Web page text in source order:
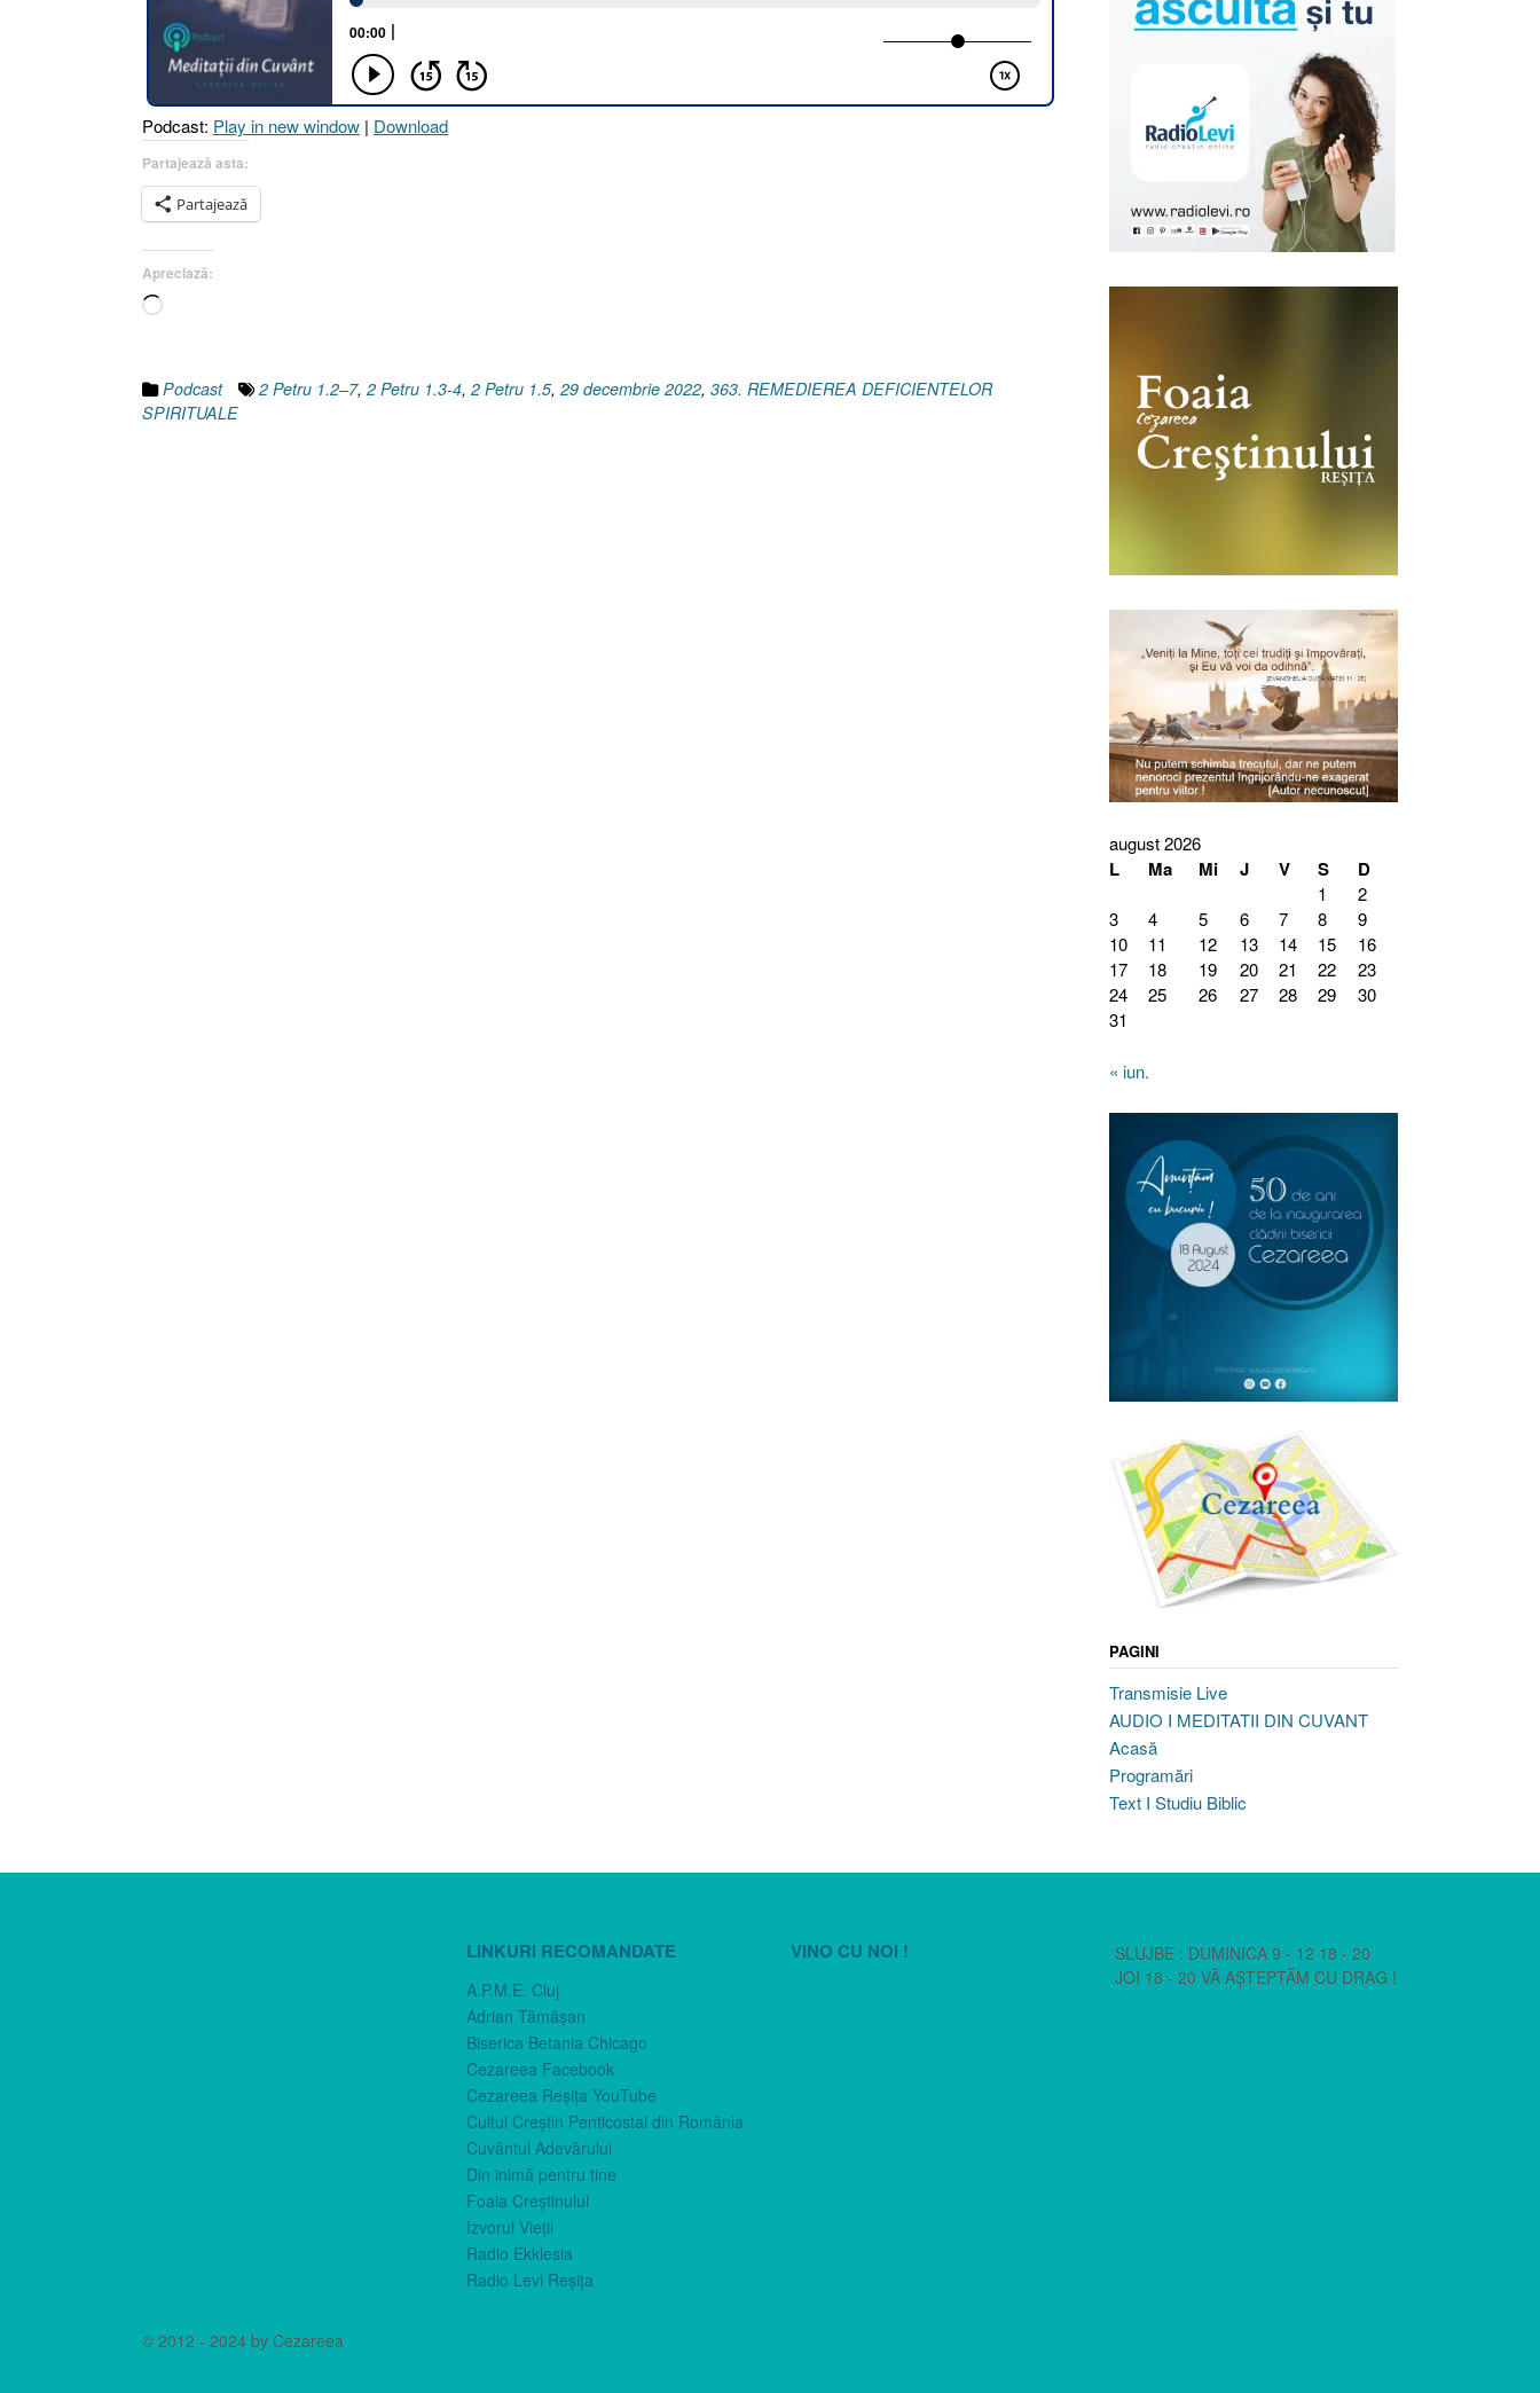
I
2
Podcast: Play in new window | Download
Partajează asta:
Partajează
Apreciază:
Încarc...
Podcast 2 Petru 1.2–7, 2 Petru 1.3-4, 2 Petru 1.5, 29 decembrie 2022, 363. REMEDIEREA DEFICIENTELOR
SPIRITUALE
august 2026
L Ma Mi J V S D
1
2
3
4 5 6 7 8
9
10
11 12 13 14 15
16
17
18 19 20 21 22
23
24
25 26 27 28 29
30
31
« iun.
PAGINI
Transmisie Live
AUDIO I MEDITATII DIN CUVANT
Acasă
Programări
Text I Studiu Biblic
LINKURI RECOMANDATE
A.P.M.E. Cluj
Adrian Tămăşan
Biserica Betania Chicago
Cezareea Facebook
Cezareea Reşiţa YouTube
Cultul Creştin Penticostal din România
Cuvântul Adevărului
Din inimă pentru tine
Foaia Creştinului
Izvorul Vieţii
Radio Ekklesia
Radio Levi Reşiţa
VINO CU NOI !
SLUJBE : DUMINICA 9 - 12 18 - 20
JOI 18 - 20 VĂ AȘTEPTĂM CU DRAG !
© 2012 - 2024 by Cezareea